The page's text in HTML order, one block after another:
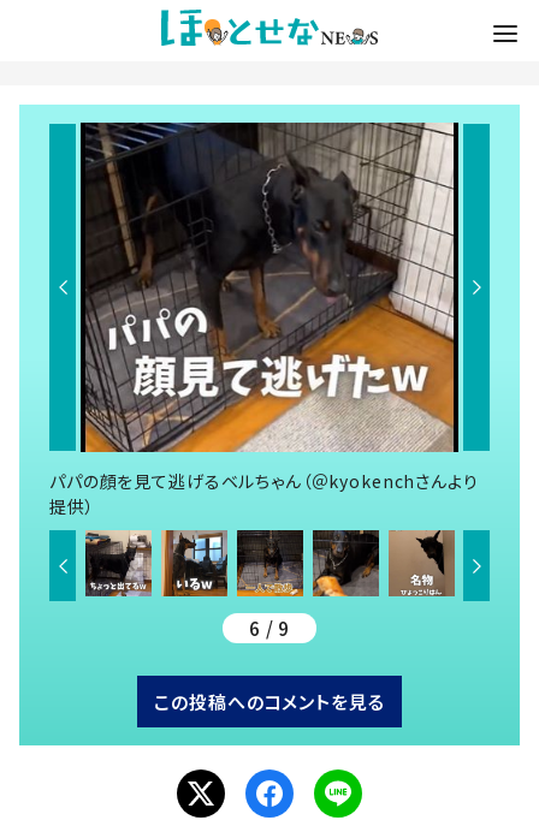
パパの顔を見て逃げるベルちゃん（＠kyokenchさんより
提供）
6 / 9
この投稿へのコメントを見る